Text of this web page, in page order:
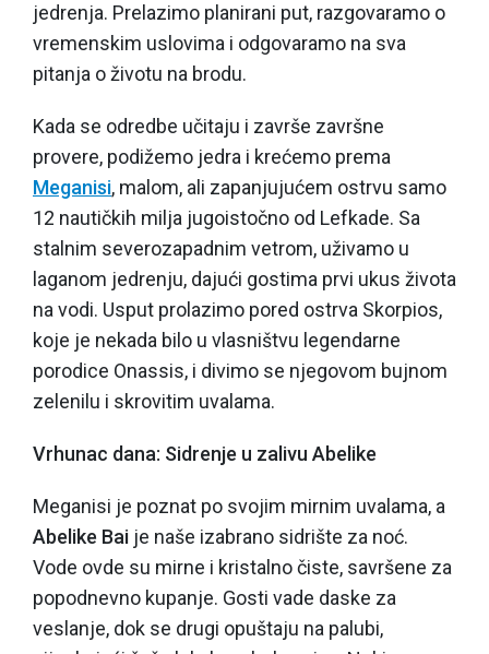
jedrenja. Prelazimo planirani put, razgovaramo o
vremenskim uslovima i odgovaramo na sva
pitanja o životu na brodu.
Kada se odredbe učitaju i završe završne
provere, podižemo jedra i krećemo prema
Meganisi, malom, ali zapanjujućem ostrvu samo
12 nautičkih milja jugoistočno od Lefkade. Sa
stalnim severozapadnim vetrom, uživamo u
laganom jedrenju, dajući gostima prvi ukus života
na vodi. Usput prolazimo pored ostrva Skorpios,
koje je nekada bilo u vlasništvu legendarne
porodice Onassis, i divimo se njegovom bujnom
zelenilu i skrovitim uvalama.
Vrhunac dana: Sidrenje u zalivu Abelike
Meganisi je poznat po svojim mirnim uvalama, a
Abelike Bai je naše izabrano sidrište za noć.
Vode ovde su mirne i kristalno čiste, savršene za
popodnevno kupanje. Gosti vade daske za
veslanje, dok se drugi opuštaju na palubi,